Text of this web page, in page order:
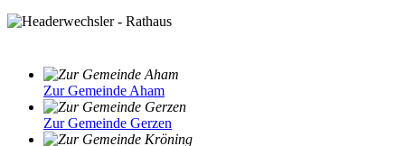
Zur Gemeinde Aham
Zur Gemeinde Gerzen